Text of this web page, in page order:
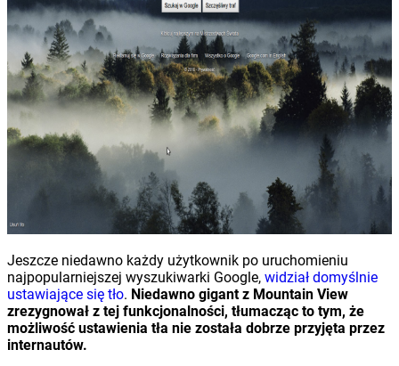
Jeszcze niedawno każdy użytkownik po uruchomieniu
najpopularniejszej wyszukiwarki Google, widział domyślnie
ustawiające się tło. Niedawno gigant z Mountain View
zrezygnował z tej funkcjonalności, tłumacząc to tym, że
możliwość ustawienia tła nie została dobrze przyjęta przez
internautów.